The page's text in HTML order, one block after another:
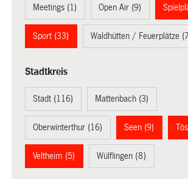
Meetings (1) Open Air (9)
Sport (33) Waldhütten / Feuerplätze
Stadtkreis
Stadt (116) Mattenbach (3)
Oberwinterthur (16) Seen (9)
Veltheim (5) Wülflingen (8)